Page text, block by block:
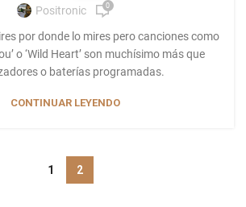
Positronic 0
por donde lo mires pero canciones como
o ‘Wild Heart’ son muchísimo más que
o baterías programadas.
CONTINUAR LEYENDO
1 2